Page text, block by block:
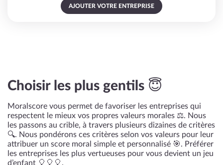
AJOUTER VOTRE ENTREPRISE
Choisir les plus gentils 😇
Moralscore vous permet de favoriser les entreprises qui
respectent le mieux vos propres valeurs morales ⚖️. Nous
les passons au crible, à travers plusieurs dizaines de critères
🔍. Nous pondérons ces critères selon vos valeurs pour leur
attribuer un score moral simple et personnalisé 🎯. Préférer
les entreprises les plus vertueuses pour vous devient un jeu
d’enfant 🎈🎈🎈.